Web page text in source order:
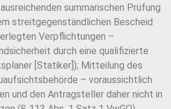
summarischen Prüfung
streitgegenständlichen Bescheid
Verpflichtungen –
durch eine qualifizierte
[Statiker]); Mitteilung des
– voraussichtlich
und den Antragsteller daher nicht in